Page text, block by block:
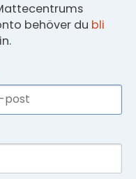
behöver du bli